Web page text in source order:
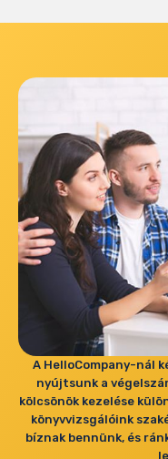
A HelloCompany-nál
nyújtsunk a
kölcsönök kezelése
könyvvizsgálóink
bíznak bennünk, és